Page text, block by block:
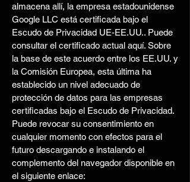
almacena allí, la empresa estadounidense
Google LLC está certificada bajo el
Escudo de Privacidad UE-EE.UU.. Puede
consultar el certificado actual aquí. Sobre
la base de este acuerdo entre los EE.UU. y
la Comisión Europea, esta última ha
establecido un nivel adecuado de
protección de datos para las empresas
certificadas bajo el Escudo de Privacidad.
Puede revocar su consentimiento en
cualquier momento con efectos para el
futuro descargando e instalando el
complemento del navegador disponible en
el siguiente enlace: